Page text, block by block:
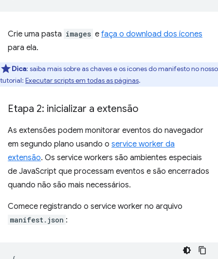
Crie uma pasta images e faça o download dos ícones
para ela.
Dica: saiba mais sobre as chaves e os ícones do manifesto no nosso
tutorial: Executar scripts em todas as páginas.
Etapa 2: inicializar a extensão
As extensões podem monitorar eventos do navegador
em segundo plano usando o service worker da
extensão. Os service workers são ambientes especiais
de JavaScript que processam eventos e são encerrados
quando não são mais necessários.
Comece registrando o service worker no arquivo
manifest.json :